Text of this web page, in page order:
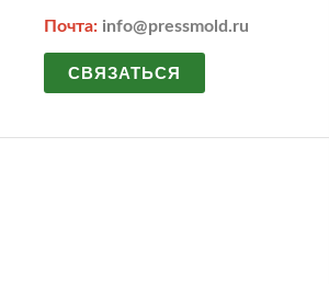
Почта: info@pressmold.ru
СВЯЗАТЬСЯ